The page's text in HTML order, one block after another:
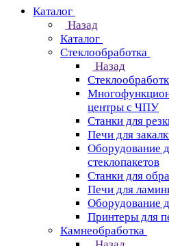
Каталог
Назад
Каталог
Стеклообработка
Назад
центры с ЧПУ
Станки для
Печи для
Оборудование
стеклопакетов
Станки для
Печи для
Оборудование
Принтеры для
Камнеобработка